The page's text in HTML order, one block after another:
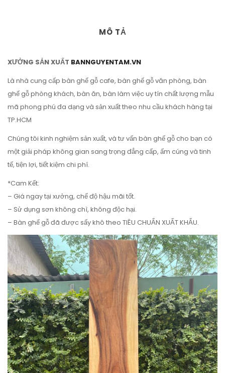
MÔ TẢ
XƯỞNG SẢN XUẤT BANNGUYENTAM.VN
Là nhà cung cấp bàn ghế gỗ cafe, bàn ghế gỗ văn phòng, bàn
ghế gỗ phòng khách, bàn ăn, bàn làm việc uy tín chất lượng mẫu
mã phong phú đa dạng và sản xuất theo nhu cầu khách hàng tại
TP.HCM
Chúng tôi kinh nghiệm sản xuất, và tư vấn bàn ghế gỗ cho bạn có
một giải pháp không gian sang trọng đẳng cấp, ấm cúng và tinh
tế, tiện lợi, tiết kiệm chi phí.
*Cam Kết:
– Giá ngay tại xưởng, chế độ hậu mãi tốt.
– Sử dụng sơn không chì, không độc hại.
– Bàn ghế gỗ đã được sấy khô theo TIÊU CHUẨN XUẤT KHẨU.